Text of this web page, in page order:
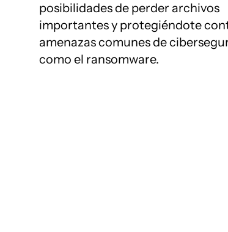
posibilidades de perder archivos
importantes y protegiéndote
amenazas comunes de
como el ransomware.